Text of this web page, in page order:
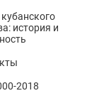
история и
2018